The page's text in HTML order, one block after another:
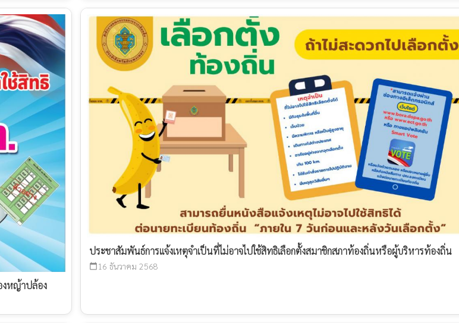
งหญ้าปล้อง
ประชาสัมพันธ์การแจ้งเหตุจำเป็นที่ไม่อาจไปใช้สิทธิเลือกตั้งสมาชิกสภาท้องถิ่นหรือผู้บริหารท้องถิ่น
calendar_today 16 ธันวาคม 2568